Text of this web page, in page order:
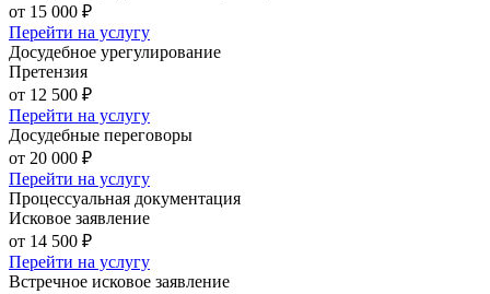
от 15 000 ₽
Перейти на услугу
Досудебное урегулирование
Претензия
от 12 500 ₽
Перейти на услугу
Досудебные переговоры
от 20 000 ₽
Перейти на услугу
Процессуальная документация
Исковое заявление
от 14 500 ₽
Перейти на услугу
Встречное исковое заявление